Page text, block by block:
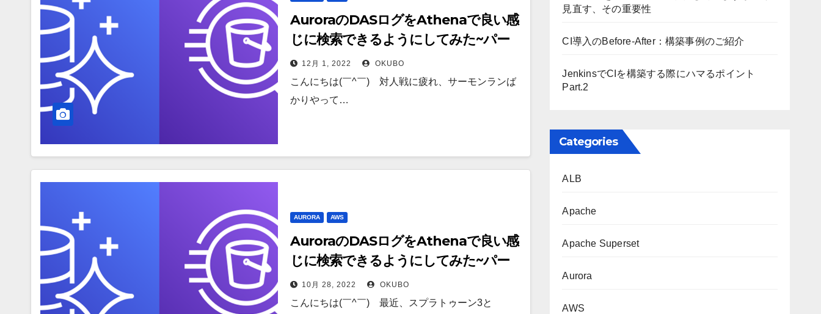
AuroraのDASログをAthenaで良い感
じに検索できるようにしてみた~パー
ト2/3~
12月 1, 2022 OKUBO
こんにちは(￣^￣)ゞ対人戦に疲れ、サーモンランば
かりやって…
AURORA AWS
AuroraのDASログをAthenaで良い感
じに検索できるようにしてみた~パー
ト1/3~
10月 28, 2022 OKUBO
こんにちは(￣^￣)ゞ最近、スプラトゥーン3と
見直す、その重要性
CI導入のBefore-After：構築事例のご紹介
JenkinsでCIを構築する際にハマるポイント
Part.2
Categories
ALB
Apache
Apache Superset
Aurora
AWS